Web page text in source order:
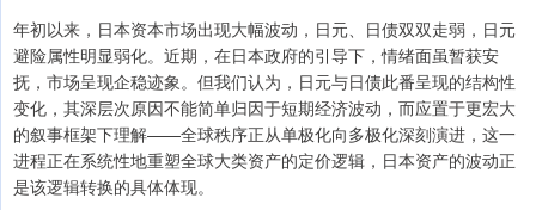
年初以来，日本资本市场出现大幅波动，日元、日债双双走弱，日元
避险属性明显弱化。近期，在日本政府的引导下，情绪面虽暂获安
抚，市场呈现企稳迹象。但我们认为，日元与日债此番呈现的结构性
变化，其深层次原因不能简单归因于短期经济波动，而应置于更宏大
的叙事框架下理解——全球秩序正从单极化向多极化深刻演进，这一
进程正在系统性地重塑全球大类资产的定价逻辑，日本资产的波动正
是该逻辑转换的具体体现。